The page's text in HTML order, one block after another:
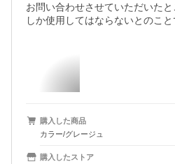
お問い合わせさせていただいた
しか使用してはならないとのこと
購入した商品
カラー/グレージュ
購入したストア